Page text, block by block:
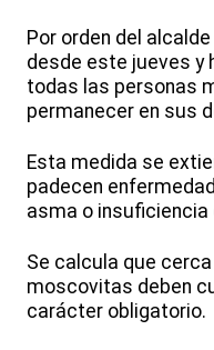
Por orden del
desde este jueves y
todas las personas
permanecer en sus
Esta medida se
padecen
asma o insuficiencia
Se calcula que
moscovitas deben
carácter obligatorio.